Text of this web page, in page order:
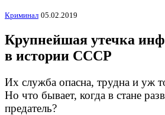
Криминал 05.02.2019
Крупнейшая утечка
в истории СССР
Их служба опасна, трудна и уж
Но что бывает, когда в стане
предатель?